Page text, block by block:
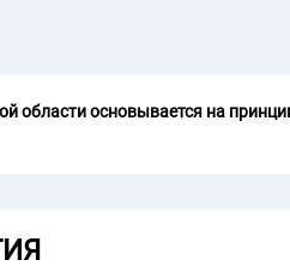
области основывается на